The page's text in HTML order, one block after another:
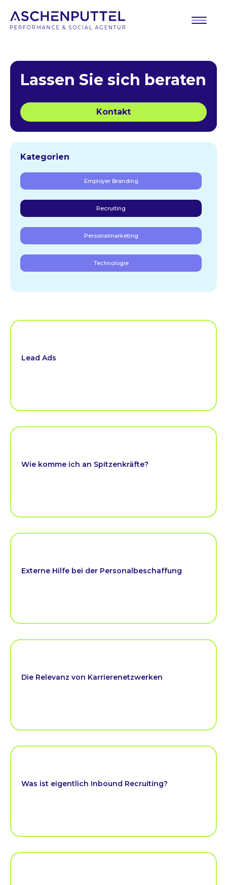
Lassen Sie sich beraten
Kontakt
Kategorien
Employer Branding
Recruiting
Personalmarketing
Technologie
Lead Ads
Wie komme ich an Spitzenkräfte?
Externe Hilfe bei der Personalbeschaffung
Die Relevanz von Karrierenetzwerken
Was ist eigentlich Inbound Recruiting?